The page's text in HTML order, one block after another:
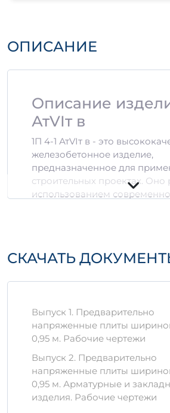
ОПИСАНИЕ
Описание
АтVIт в
1П 4-1 АтVIт в - это
железобетонное изделие,
предназначенное для
строительных проектах. Оно
использованием
Объем:0,85 м³ и 2,9997
Марка бетона:
отличные
условиях.
Устойчивость к
воздействиям:изделие
коррозии и других
факторов.
Материалы
СКАЧАТЬ
Выпуск 1. Предварительно
напряженные плиты шириной
0,95 м. Рабочие чертежи
Выпуск 2. Предварительно
напряженные плиты шириной
0,95 м. Арматурные и
изделия. Рабочие чертежи